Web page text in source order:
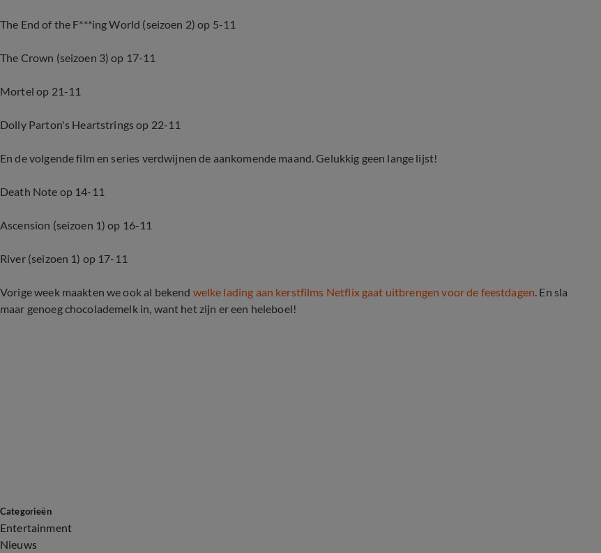
The End of the F***ing World (seizoen 2) op 5-11
The Crown (seizoen 3) op 17-11
Mortel op 21-11
Dolly Parton's Heartstrings op 22-11
En de volgende film en series verdwijnen de aankomende maand. Gelukkig geen lange lijst!
Death Note op 14-11
Ascension (seizoen 1) op 16-11
River (seizoen 1) op 17-11
Vorige week maakten we ook al bekend welke lading aan kerstfilms Netflix gaat uitbrengen voor de feestdagen. En sla
maar genoeg chocolademelk in, want het zijn er een heleboel!
Categorieën
Entertainment
Nieuws